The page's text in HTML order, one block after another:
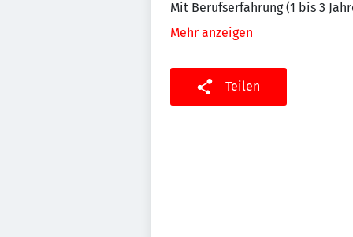
Mit Berufserfahrung (1 bis 3
Mehr anzeigen
Teilen